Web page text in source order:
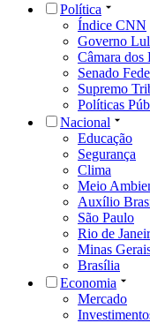
Política
Índice CNN
Governo
Câmara dos
Senado
Supremo
Políticas
Nacional
Educação
Segurança
Clima
Meio
Auxílio
São Paulo
Rio de
Minas
Brasília
Economia
Mercado